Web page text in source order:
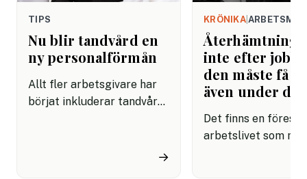
TIPS
Nu blir tandvård en
ny personalförmån
Allt fler arbetsgivare har
börjat inkluderar tandvård i
miljon svenskar uppger att
→
KRÖNIKA|
Återhämtning
inte efter
den måste få
även under
Det finns en
arbetslivet som